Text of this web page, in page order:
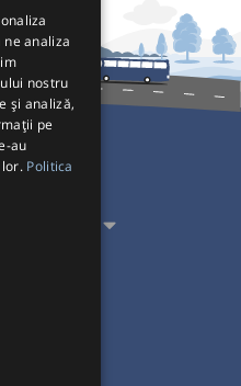
cu
analiza
nostru
și analiză,
pe
au
Politica